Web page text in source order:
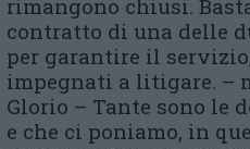
rimangono chiusi.
contratto di una delle
per garantire il
impegnati a litigare. –
Glorio – Tante sono le
e che ci poniamo, in